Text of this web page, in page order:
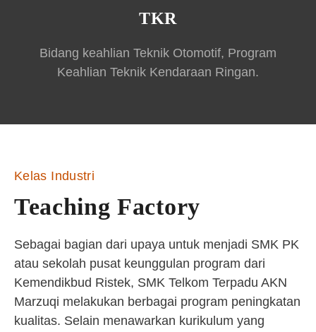
TKR
Bidang keahlian Teknik Otomotif, Program
Keahlian Teknik Kendaraan Ringan.
Kelas Industri
Teaching Factory
Sebagai bagian dari upaya untuk menjadi SMK PK
atau sekolah pusat keunggulan program dari
Kemendikbud Ristek, SMK Telkom Terpadu AKN
Marzuqi melakukan berbagai program peningkatan
kualitas. Selain menawarkan kurikulum yang